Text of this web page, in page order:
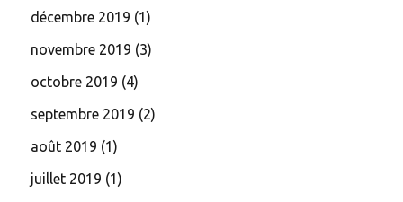
décembre 2019 (1)
novembre 2019 (3)
octobre 2019 (4)
septembre 2019 (2)
août 2019 (1)
juillet 2019 (1)